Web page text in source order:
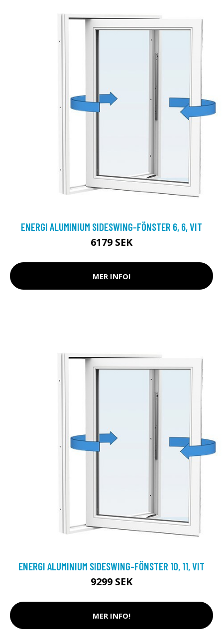
ENERGI ALUMINIUM SIDESWING-FÖNSTER 6, 6, VIT
6179 SEK
MER INFO!
ENERGI ALUMINIUM SIDESWING-FÖNSTER 10, 11, VIT
9299 SEK
MER INFO!